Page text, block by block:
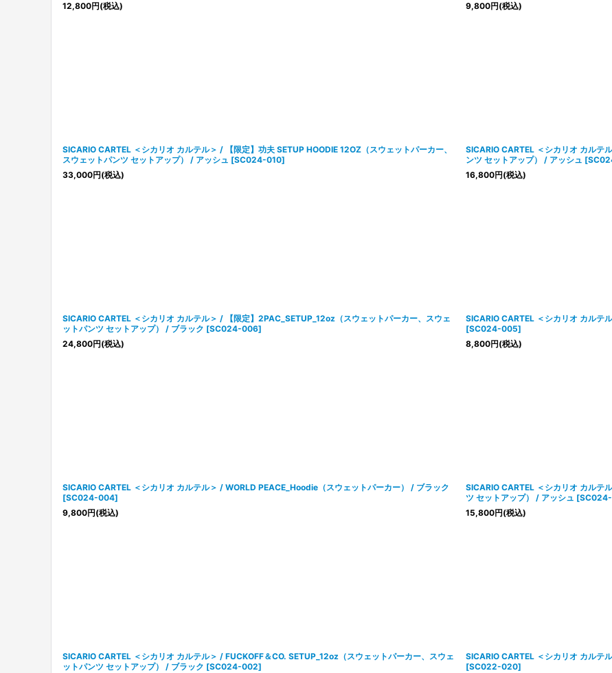
12,800円(税込)
9,800円(税込)
SICARIO CARTEL ＜シカリオ カルテル＞ / 【限定】功夫 SETUP HOODIE 12OZ（スウェットパーカー、
スウェットパンツ セットアップ） / アッシュ [SC024-010]
33,000円(税込)
SICARIO CARTEL ＜シカリオ カルテ
ンツ セットアップ） / アッシュ [
16,800円(税込)
SICARIO CARTEL ＜シカリオ カルテル＞ / 【限定】2PAC_SETUP_12oz（スウェットパーカー、スウェ
ットパンツ セットアップ） / ブラック [SC024-006]
24,800円(税込)
SICARIO CARTEL ＜シカリオ カルテ
[SC024-005]
8,800円(税込)
SICARIO CARTEL ＜シカリオ カルテル＞ / WORLD PEACE_Hoodie（スウェットパーカー） / ブラック
[SC024-004]
9,800円(税込)
SICARIO CARTEL ＜シカリオ カルテ
ツ セットアップ） / アッシュ [
15,800円(税込)
SICARIO CARTEL ＜シカリオ カルテル＞ / FUCKOFF＆CO. SETUP_12oz（スウェットパーカー、スウェ
ットパンツ セットアップ） / ブラック [SC024-002]
SICARIO CARTEL ＜シカリオ カルテ
[SC022-020]